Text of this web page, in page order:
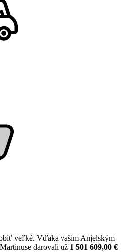
veľké. Vďaka vašim Anjelským
darovali už 1 501 609,00 €